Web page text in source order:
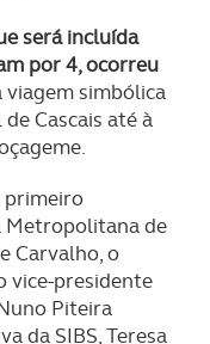
será incluída
por 4, ocorreu
viagem simbólica
Cascais até à
primeiro
Metropolitana de
Carvalho, o
vice-presidente
Piteira
da SIBS, Teresa